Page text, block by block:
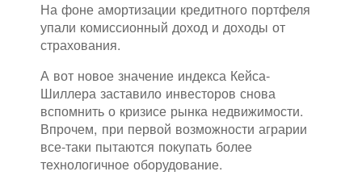
На фоне амортизации кредитного портфеля
упали комиссионный доход и доходы от
страхования.
А вот новое значение индекса Кейса-
Шиллера заставило инвесторов снова
вспомнить о кризисе рынка недвижимости.
Впрочем, при первой возможности аграрии
все-таки пытаются покупать более
технологичное оборудование.